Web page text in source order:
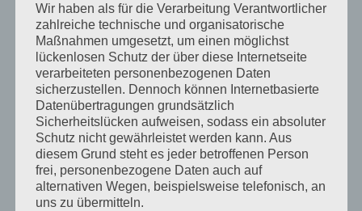
Sache gewesen, aber ich beschloß, dass das eine
meiner blödesten Fantasien war, denn ich hätte ihn nie
angerufen, auch nicht mit Bildtelefon.
Mutti sagte immer, dass sie dem nicht im Dunkeln
begegnen wolle und ich solle auf mich acht geben und
nicht mit ihm mitgehen, wenn er mich anspräche. Ich
sah da allerdings keine Gefahr, denn er sprach ja nie. Er
nickt nur, er lief die Treppen runter und rauf und er saß
Wir haben als für die Verarbeitung Verantwortlicher
zahlreiche technische und organisatorische
Maßnahmen umgesetzt, um einen möglichst
lückenlosen Schutz der über diese Internetseite
verarbeiteten personenbezogenen Daten
sicherzustellen. Dennoch können Internetbasierte
Datenübertragungen grundsätzlich
Sicherheitslücken aufweisen, sodass ein absoluter
Schutz nicht gewährleistet werden kann. Aus
diesem Grund steht es jeder betroffenen Person
frei, personenbezogene Daten auch auf
alternativen Wegen, beispielsweise telefonisch, an
uns zu übermitteln.